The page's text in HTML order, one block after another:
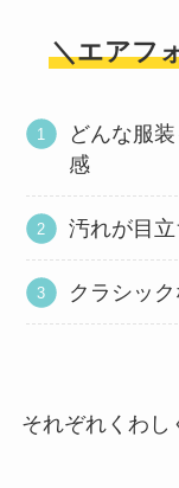
＼エアフ
どんな服
感
汚れが目
クラシッ
それぞれくわし